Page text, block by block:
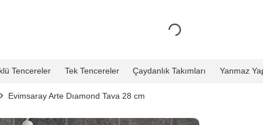
Tencereler Tek Tencereler Çaydanlık Takımları Yanmaz
Evimsaray Arte Dıamond Tava 28 cm